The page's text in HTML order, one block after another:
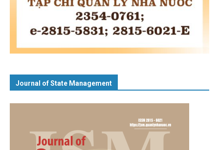
Journal of State Management